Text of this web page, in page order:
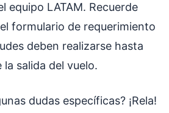
equipo LATAM. Recuerde
formulario de requerimiento
deben realizarse hasta
salida del vuelo.
dudas específicas? ¡Rela!